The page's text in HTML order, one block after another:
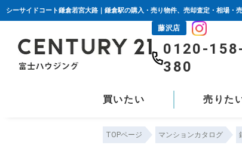
藤沢店
0120-
380
買いたい 売りた
TOPページ マンションカタログ